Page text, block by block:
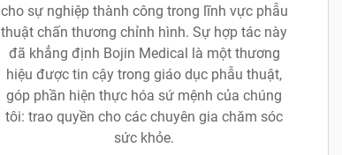
cho sự nghiệp thành công trong lĩnh vực phẫu
thuật chấn thương chỉnh hình. Sự hợp tác này
đã khẳng định Bojin Medical là một thương
hiệu được tin cậy trong giáo dục phẫu thuật,
góp phần hiện thực hóa sứ mệnh của chúng
tôi: trao quyền cho các chuyên gia chăm sóc
sức khỏe.